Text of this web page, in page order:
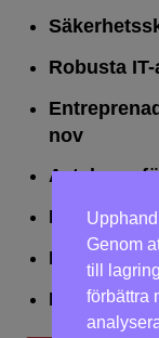
Robusta
nov
Leda
LOU på två
Genom
till
förbättra